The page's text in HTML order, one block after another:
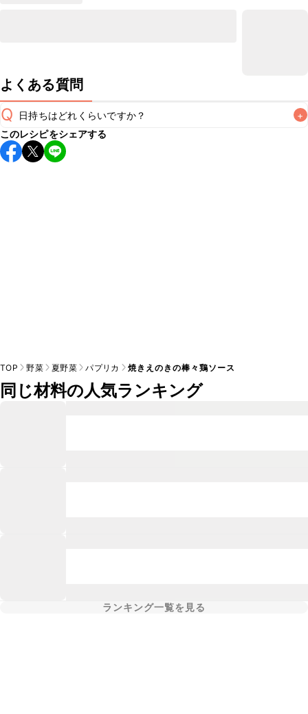
よくある質問
Q 日持ちはどれくらいですか？ +
保存期間は冷蔵で当日中が目安です。なるべくお早めにお召
し上がりください。
このレシピをシェアする
TOP 野菜 夏野菜 パプリカ 焼きえのきの棒々鶏ソース
同じ材料の人気ランキング
ランキング一覧を見る